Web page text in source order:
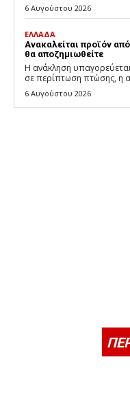
6 Αυγούστου 2026
ΕΛΛΑΔΑ
Ανακαλείται προϊόν
θα αποζημιωθείτε
Η ανάκληση
σε περίπτωση πτώσης, η
6 Αυγούστου 2026